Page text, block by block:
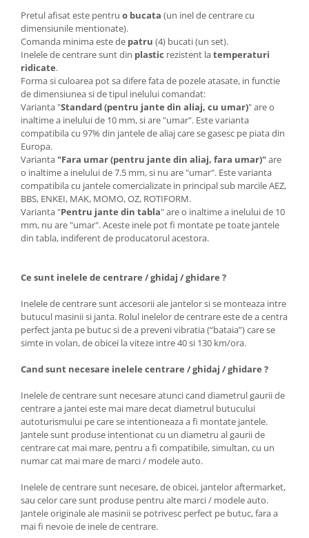
Pretul afisat este pentru o bucata (un inel de centrare cu
dimensiunile mentionate).
Comanda minima este de patru (4) bucati (un set).
Inelele de centrare sunt din plastic rezistent latemperaturi
ridicate.
Forma si culoarea pot sa difere fata de pozele atasate, in functie
de dimensiunea si de tipul inelului comandat:
Varianta "Standard (pentru jante din aliaj, cu umar)" are o
inaltime a inelului de 10 mm, si are "umar". Este varianta
compatibila cu 97% din jantele de aliaj care se gasesc pe piata din
Europa.
Varianta "Fara umar (pentru jante din aliaj, fara umar)"are
o inaltime a inelului de 7.5 mm, si nu are "umar". Este varianta
compatibila cu jantele comercializate in principal sub marcile AEZ,
BBS, ENKEI, MAK, MOMO, OZ, ROTIFORM.
Varianta "Pentru jante din tabla" are o inaltime a inelului de 10
mm, nu are "umar". Aceste inele pot fi montate pe toate jantele
din tabla, indiferent de producatorul acestora.
Ce sunt inelele de centrare / ghidaj / ghidare ?
Inelele de centrare sunt accesorii ale jantelor si se monteaza intre
butucul masinii si janta. Rolul inelelor de centrare este de a centra
perfect janta pe butuc si de a preveni vibratia (“bataia”) care se
simte in volan, de obicei la viteze intre 40 si 130 km/ora.
Cand sunt necesare inelele centrare / ghidaj / ghidare ?
Inelele de centrare sunt necesare atunci cand diametrul gaurii de
centrare a jantei este mai mare decat diametrul butucului
autoturismului pe care se intentioneaza a fi montate jantele.
Jantele sunt produse intentionat cu un diametru al gaurii de
centrare cat mai mare, pentru a fi compatibile, simultan, cu un
numar cat mai mare de marci / modele auto.
Inelele de centrare sunt necesare, de obicei, jantelor aftermarket,
sau celor care sunt produse pentru alte marci / modele auto.
Jantele originale ale masinii se potrivesc perfect pe butuc, fara a
mai fi nevoie de inele de centrare.